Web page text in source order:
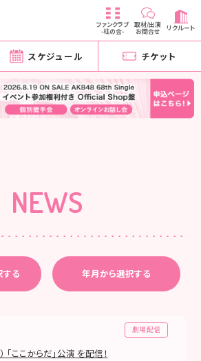
ファンクラブ
-柱の会-
取材/出演
お問合せ リクルート
スケジュール チケット
NEWS
する 年月から選択する
劇場配信
「ここからだ」公演 を配信！